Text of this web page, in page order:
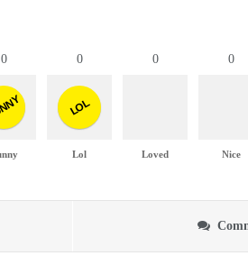
0 0
LOL
Lol
0
Loved
0
Nice